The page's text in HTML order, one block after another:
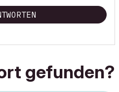
gefunden?